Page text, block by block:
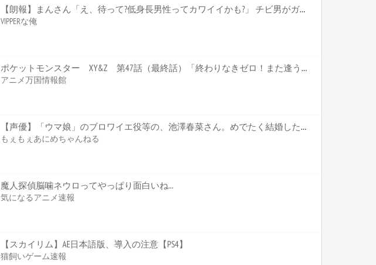
【朗報】まんさん「え、待って?低身長男性ってカワイイかも?」 チビ男がガチのマジでモテはじめる
VIPPERな俺
ポケットモンスター XY&Z 第47話（最終話）「終わりなきゼロ！また逢う日まで！！」 感想【キャプ画像あり】
アニメ万国情報館
【声優】「ウマ娘」のブロワイエ役等の、池澤春菜さん。めでたく結婚したのだが、ざーさんと間違われるって…【ざーさん、結婚してたやろ？？】
もぇもぇあにめちゃんねる
魔人探偵脳噛ネウロってやっぱり面白いね...
気になるアニメ速報
【スカイリム】AE日本語版、導入の注意【PS4】
猫飼いゲーム速報